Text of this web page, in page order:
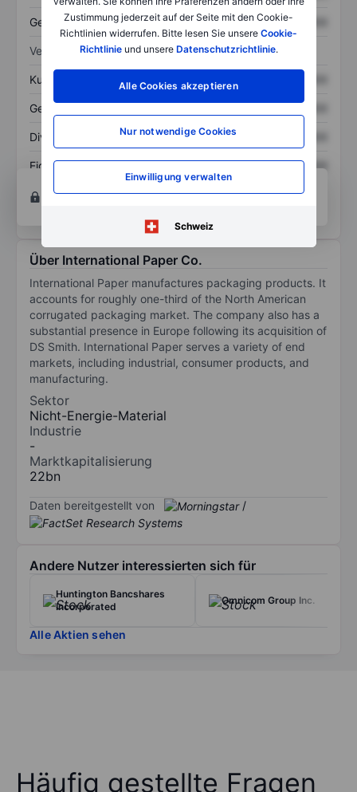
Zustimmung jederzeit auf der Seite mit den Cookie-
Richtlinien widerrufen. Bitte lesen Sie unsere Cookie-
Richtlinieund unsere Datenschutzrichtlinie.
Alle Cookies akzeptieren
Nur notwendige Cookies
Einwilligung verwalten
Schweiz
Gesamtschulden XXXXXXX XXXXXXX
Verhältnisse
Kurs/Umsatz XXXXXXX
Gewinn je Aktie
Dividende je Aktie XXXXXXX
Eigenkapitalrendite XXXXXXX
XXXXXXX
Konto eröffnen
Über International Paper Co.
International Paper manufactures packaging products. It
accounts for roughly one-third of the North American
corrugated packaging market. The company also has a
substantial presence in Europe following its acquisition of
DS Smith. International Paper serves a variety of end
markets, including industrial, consumer products, and
manufacturing.
Sektor
Nicht-Energie-Material
Industrie
-
Marktkapitalisierung
22bn
Daten bereitgestellt von /
Andere Nutzer interessierten sich für
Huntington Bancshares
Incorporated
Omnicom Group Inc.
Alle Aktien sehen
Häufig gestellte Fragen